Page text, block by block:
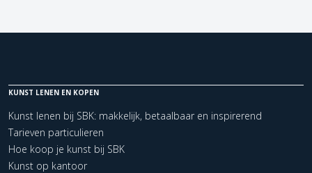
KUNST LENEN EN KOPEN
Kunst lenen bij SBK: makkelijk, betaalbaar en inspirerend
Tarieven particulieren
Hoe koop je kunst bij SBK
Kunst op kantoor